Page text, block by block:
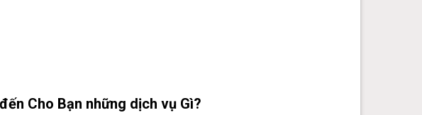
Cho Bạn những dịch vụ Gì?